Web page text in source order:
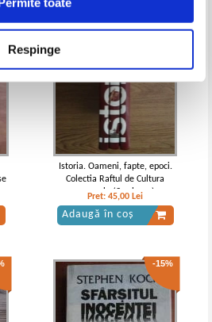
Respinge
Istoria. Oameni, fapte, epoci.
Colectia Raftul de Cultura
generala (3 volume)
Pret:45,00 Lei
Adaugă în coș
-15%